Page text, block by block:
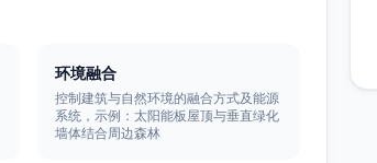
环境融合
控制建筑与自然环境的融合方式及能源
系统，示例：太阳能板屋顶与垂直绿化
墙体结合周边森林